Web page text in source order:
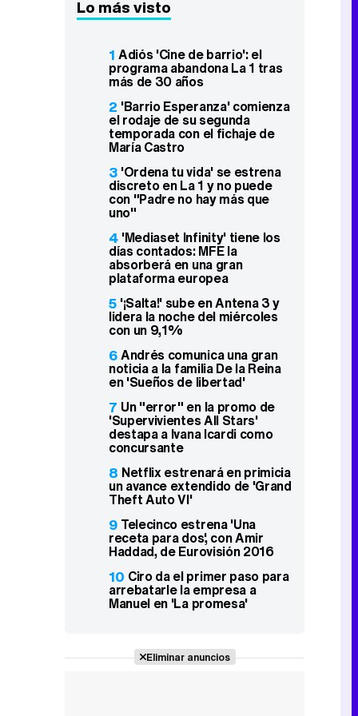
Lo más visto
1 Adiós 'Cine de barrio': el
programa abandona La 1 tras
más de 30 años
2 'Barrio Esperanza' comienza
el rodaje de su segunda
temporada con el fichaje de
María Castro
3 'Ordena tu vida' se estrena
discreto en La 1 y no puede
con "Padre no hay más que
uno"
4 'Mediaset Infinity' tiene los
días contados: MFE la
absorberá en una gran
plataforma europea
5 '¡Salta!' sube en Antena 3 y
lidera la noche del miércoles
con un 9,1%
6Andrés comunica una gran
noticia a la familia De la Reina
en 'Sueños de libertad'
7 Un "error" en la promo de
'Supervivientes All Stars'
destapa a Ivana Icardi como
concursante
8 Netflix estrenará en primicia
un avance extendido de 'Grand
Theft Auto VI'
9 Telecinco estrena 'Una
receta para dos', con Amir
Haddad, de Eurovisión 2016
10 Ciro da el primer paso para
arrebatarle la empresa a
Manuel en 'La promesa'
Eliminar anuncios